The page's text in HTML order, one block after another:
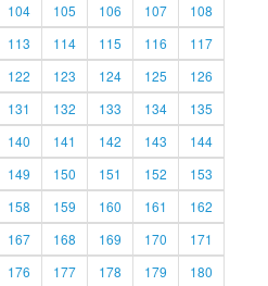
104 105 106 107
108
113 114 115 116
117
122 123 124 125
126
131 132 133 134
135
140 141 142 143
144
149 150 151 152
153
158 159 160 161
162
167 168 169 170
171
176 177 178 179
180